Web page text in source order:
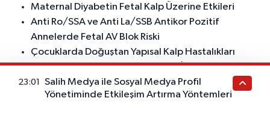
Maternal Diyabetin Fetal Kalp Üzerine Etkileri
Anti Ro/SSA ve Anti La/SSB Antikor Pozitif
Annelerde Fetal AV Blok Riski
Çocuklarda Doğuştan Yapısal Kalp Hastalıkları
Çocuk Kardiyolojisi Bilgilendirme İçeriği
Çocuklarda EKG Nasıl Çekilir?
Çocuklarda Kalp Kasılma Bozukluklarının Tanısı ve
23:01
Salih Medya ile Sosyal Medya Profil
Yönetiminde Etkileşim Artırma Yöntemleri